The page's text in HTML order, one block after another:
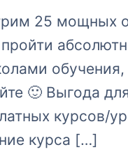
25 мощных
🙂 Выгода
курсов/
курса […]